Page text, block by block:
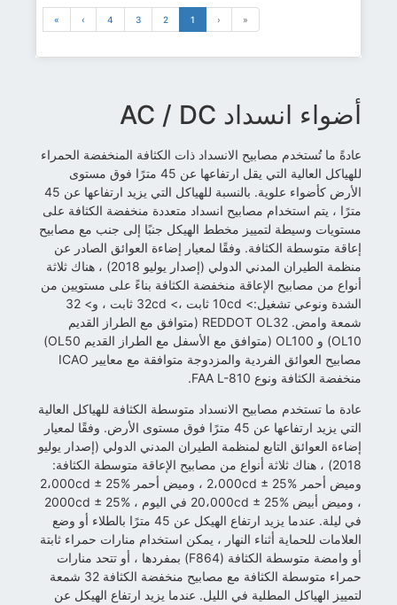
«
‹
1
2
3
4
›
»
أضواء انسداد AC / DC
عادةً ما تُستخدم مصابيح الانسداد ذات الكثافة المنخفضة الحمراء
للهياكل العالية التي يقل ارتفاعها عن 45 مترًا فوق مستوى
الأرض كأضواء علوية. بالنسبة للهياكل التي يزيد ارتفاعها عن 45
مترًا ، يتم استخدام مصابيح انسداد متعددة منخفضة الكثافة على
مستويات وسيطة لتمييز مخطط الهيكل جنبًا إلى جنب مع مصابيح
إعاقة متوسطة الكثافة. وفقًا لمعيار إضاءة العوائق الصادر عن
منظمة الطيران المدني الدولي (إصدار يوليو 2018) ، هناك ثلاثة
أنواع من مصابيح الإعاقة منخفضة الكثافة بناءً على مستويين من
الشدة ونوعي تشغيل:> 10cd ثابت ،> 32cd ثابت ، و> 32
شمعة وامض. REDDOT OL32 (متوافق مع الطراز القديم
OL10) و OL100 (متوافق مع الأسفل مع الطراز القديم OL50)
مصابيح العوائق الفردية والمزدوجة متوافقة مع معايير ICAO
منخفضة الكثافة ونوع FAA L-810.
عادة ما تستخدم مصابيح الانسداد متوسطة الكثافة للهياكل العالية
التي يزيد ارتفاعها عن 45 مترًا فوق مستوى الأرض. وفقًا لمعيار
إضاءة العوائق التابع لمنظمة الطيران المدني الدولي (إصدار يوليو
2018) ، هناك ثلاثة أنواع من مصابيح الإعاقة متوسطة الكثافة:
وميض أحمر 2،000cd ± 25% ، وميض أحمر 2،000cd ± 25%
، وميض أبيض 20،000cd ± 25% في اليوم ، 2000cd ± 25%
في ليلة. عندما يزيد ارتفاع الهيكل عن 45 مترًا بالطلاء أو وضع
العلامات للحماية أثناء النهار ، يمكن استخدام منارات حمراء ثابتة
أو وامضة متوسطة الكثافة (F864) بمفردها ، أو تتحد منارات
حمراء متوسطة الكثافة مع مصابيح منخفضة الكثافة 32 شمعة
لتمييز الهياكل المطلية في الليل. عندما يزيد ارتفاع الهيكل عن